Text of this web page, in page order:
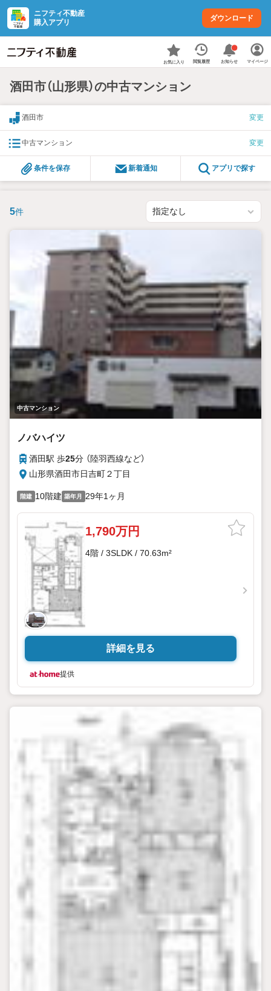
ニフティ不動産
購入アプリ
ダウンロード
お気に入り 閲覧履歴 お知らせ マイページ
酒田市（山形県）の中古マンション
酒田市 変更
中古マンション 変更
条件を保存 新着通知 アプリで探す
5件
中古マンション
ノバハイツ
酒田駅 歩25分 （陸羽西線など）
山形県酒田市日吉町２丁目
階建 10階建 築年月 29年1ヶ月
1,790万円
4階 / 3SLDK / 70.63m²
詳細を見る
提供